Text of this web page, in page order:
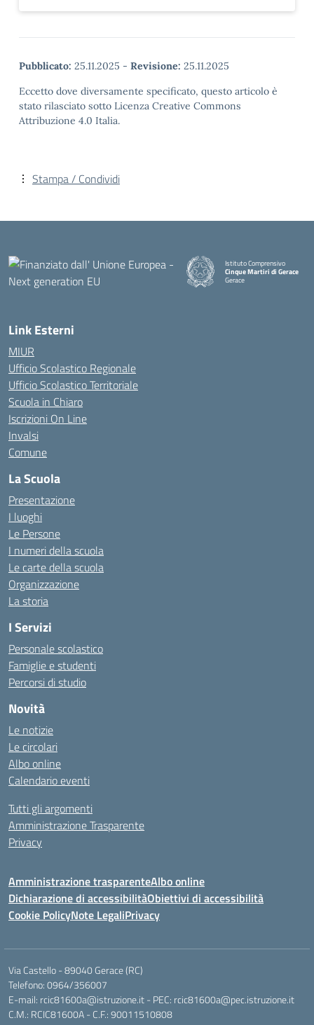
Pubblicato: 25.11.2025 - Revisione: 25.11.2025
Eccetto dove diversamente specificato, questo articolo è
stato rilasciato sotto Licenza Creative Commons
Attribuzione 4.0 Italia.
Stampa / Condividi
Istituto Comprensivo
Cinque Martiri di Gerace
Gerace
Link Esterni
MIUR
Ufficio Scolastico Regionale
Ufficio Scolastico Territoriale
Scuola in Chiaro
Iscrizioni On Line
Invalsi
Comune
La Scuola
Presentazione
I luoghi
Le Persone
I numeri della scuola
Le carte della scuola
Organizzazione
La storia
I Servizi
Personale scolastico
Famiglie e studenti
Percorsi di studio
Novità
Le notizie
Le circolari
Albo online
Calendario eventi
Tutti gli argomenti
Amministrazione Trasparente
Privacy
Amministrazione trasparenteAlbo online
Dichiarazione di accessibilitàObiettivi di accessibilità
Cookie PolicyNote LegaliPrivacy
Via Castello - 89040 Gerace (RC)
Telefono: 0964/356007
E-mail: rcic81600a@istruzione.it - PEC: rcic81600a@pec.istruzione.it
C.M.: RCIC81600A - C.F.: 90011510808